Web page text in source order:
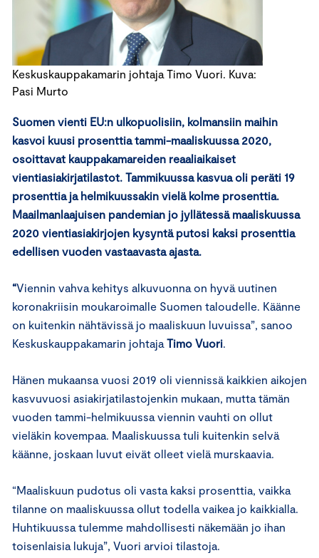
Keskuskauppakamarin johtaja Timo Vuori. Kuva:
Pasi Murto
Suomen vienti EU:n ulkopuolisiin, kolmansiin maihin
kasvoi kuusi prosenttia tammi-maaliskuussa 2020,
osoittavat kauppakamareiden reaaliaikaiset
vientiasiakirjatilastot. Tammikuussa kasvua oli peräti 19
prosenttia ja helmikuussakin vielä kolme prosenttia.
Maailmanlaajuisen pandemian jo jyllätessä maaliskuussa
2020 vientiasiakirjojen kysyntä putosi kaksi prosenttia
edellisen vuoden vastaavasta ajasta.
“Viennin vahva kehitys alkuvuonna on hyvä uutinen
koronakriisin moukaroimalle Suomen taloudelle. Käänne
on kuitenkin nähtävissä jo maaliskuun luvuissa”, sanoo
Keskuskauppakamarin johtaja Timo Vuori
Hänen mukaansa vuosi 2019 oli viennissä kaikkien aikojen
kasvuvuosi asiakirjatilastojenkin mukaan, mutta tämän
vuoden tammi-helmikuussa viennin vauhti on ollut
vieläkin kovempaa. Maaliskuussa tuli kuitenkin selvä
käänne, joskaan luvut eivät olleet vielä murskaavia.
“Maaliskuun pudotus oli vasta kaksi prosenttia, vaikka
tilanne on maaliskuussa ollut todella vaikea jo kaikkialla.
Huhtikuussa tulemme mahdollisesti näkemään jo ihan
toisenlaisia lukuja”, Vuori arvioi tilastoja.